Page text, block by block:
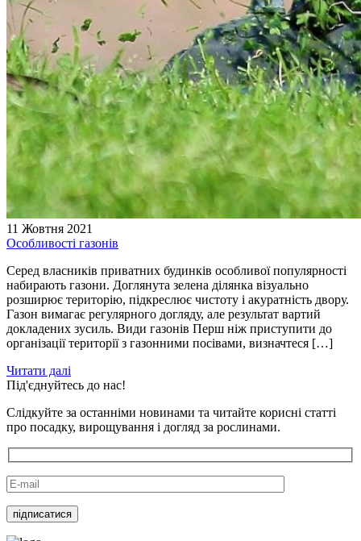
11 Жовтня 2021
Особливості газонів
Серед власників приватних будинків особливої популярності
набирають газони. Доглянута зелена ділянка візуально
розширює територію, підкреслює чистоту і акуратність двору.
Газон вимагає регулярного догляду, але результат вартий
докладених зусиль. Види газонів Перш ніж приступити до
організації території з газонними посівами, визначтеся […]
Читати далі
Під'єднуйтесь до нас!
Слідкуйте за останніми новинами та читайте корисні статті
про посадку, вирощування і догляд за рослинами.